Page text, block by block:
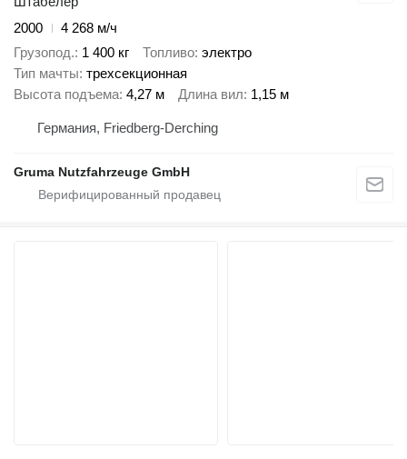
2000
4 268 м/ч
Грузопод. 1 400 кг Топливо электро
Тип мачты трехсекционная
Высота подъема 4,27 м Длина вил 1,15 м
Германия, Friedberg-Derching
Gruma Nutzfahrzeuge GmbH